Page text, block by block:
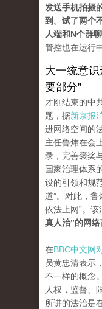
发送手机拍摄
到。试了两个
人端和N个群
管控也在运行
大一统意
要部分”
才刚结束的中
题，据新京报
进网络空间的
主任鲁炜在会
录，完善褒奖
国家治理体系
设的引领和规
道”。对此，鲁
依法上网”。
真人治”的网
在BBC中文网
员黄忠清表示
不一样的概念
人权，监督、
所讲的法治是